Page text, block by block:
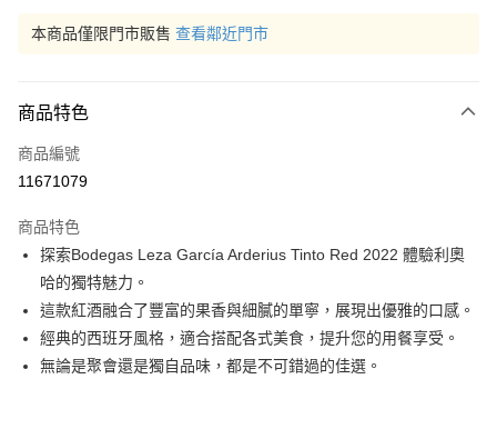
本商品僅限門市販售 查看鄰近門市
商品特色
商品編號
11671079
商品特色
探索Bodegas Leza García Arderius Tinto Red 2022 體驗利奧
哈的獨特魅力。
這款紅酒融合了豐富的果香與細膩的單寧，展現出優雅的口感。
經典的西班牙風格，適合搭配各式美食，提升您的用餐享受。
無論是聚會還是獨自品味，都是不可錯過的佳選。